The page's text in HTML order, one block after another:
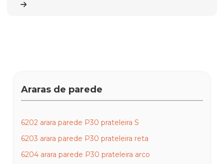
Araras de parede
6202 arara parede P30 prateleira S
6203 arara parede P30 prateleira reta
6204 arara parede P30 prateleira arco